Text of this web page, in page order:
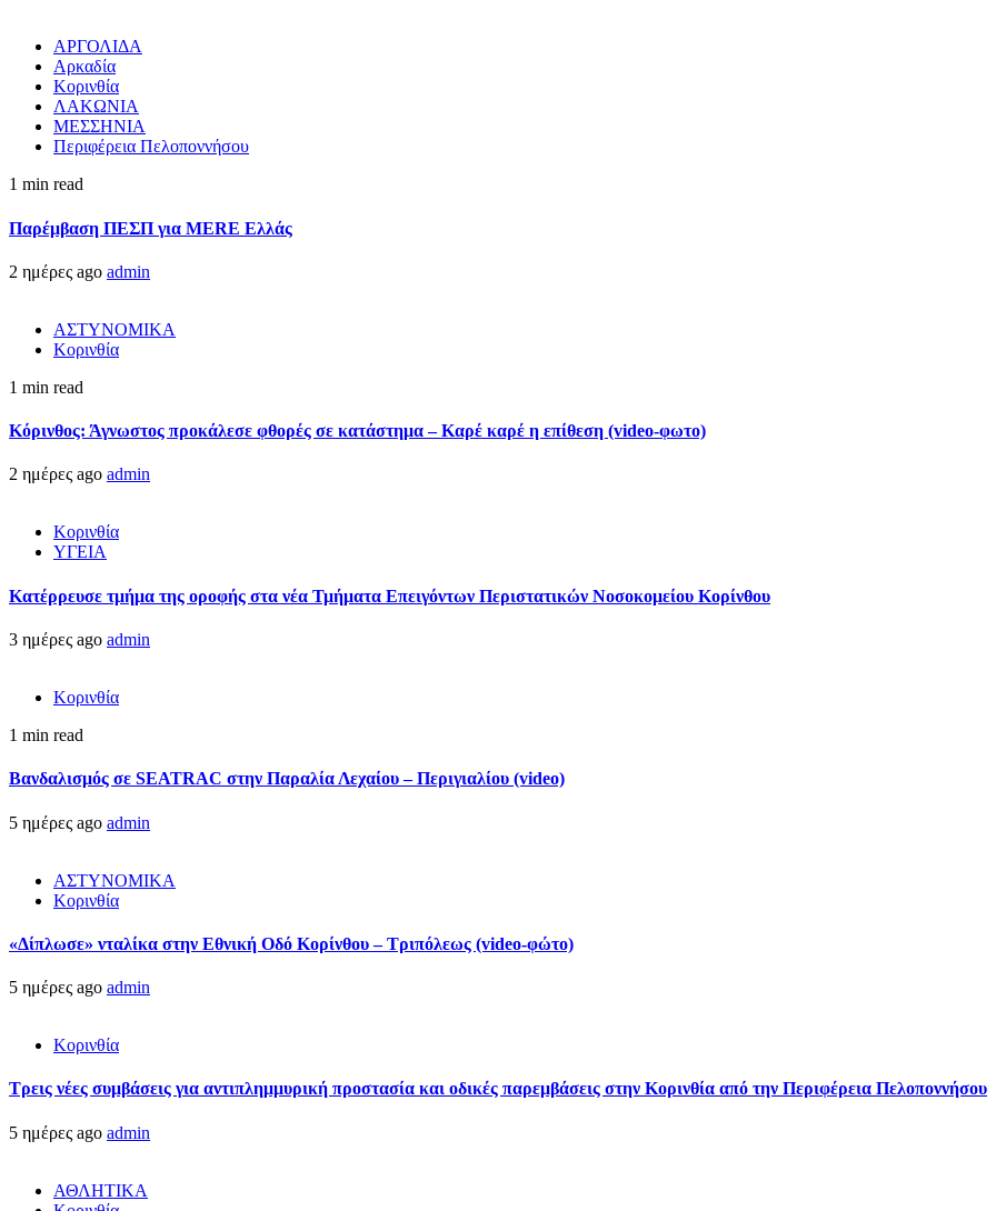
ΑΡΓΟΛΙΔΑ
Αρκαδία
Κορινθία
ΛΑΚΩΝΙΑ
ΜΕΣΣΗΝΙΑ
Περιφέρεια Πελοποννήσου
1 min read
Παρέμβαση ΠΕΣΠ για MERE Ελλάς
2 ημέρες ago admin
ΑΣΤΥΝΟΜΙΚΑ
Κορινθία
1 min read
Κόρινθος: Άγνωστος προκάλεσε φθορές σε κατάστημα – Καρέ καρέ η επίθεση (video-φωτο)
2 ημέρες ago admin
Κορινθία
ΥΓΕΙΑ
Kατέρρευσε τμήμα της οροφής στα νέα Τμήματα Επειγόντων Περιστατικών Νοσοκομείου Κορίνθου
3 ημέρες ago admin
Κορινθία
1 min read
Βανδαλισμός σε SEATRAC στην Παραλία Λεχαίου – Περιγιαλίου (video)
5 ημέρες ago admin
ΑΣΤΥΝΟΜΙΚΑ
Κορινθία
«Δίπλωσε» νταλίκα στην Εθνική Oδό Κορίνθου – Τριπόλεως (video-φώτο)
5 ημέρες ago admin
Κορινθία
Τρεις νέες συμβάσεις για αντιπλημμυρική προστασία και οδικές παρεμβάσεις στην Κορινθία από την Περιφέρεια Πελοποννήσου
5 ημέρες ago admin
ΑΘΛΗΤΙΚΑ